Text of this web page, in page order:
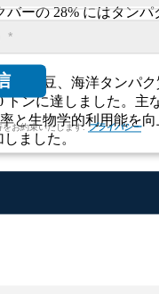
をお約束いたします.プライバシー
ーの 28% にはタン
ー、大豆、海洋タンパ
ンに達しました。
生物学的利用能を
ました。